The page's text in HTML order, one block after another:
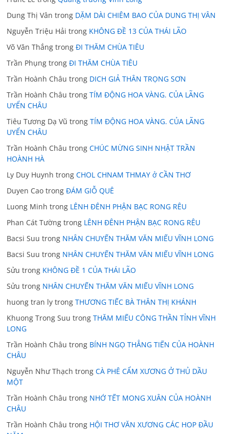
Dung Thị Vân trong DẶM DÀI CHIÊM BAO CỦA DUNG THỊ VÂN
Nguyễn Triệu Hải trong KHÔNG ĐỀ 13 CỦA THÁI LÃO
Võ Văn Thắng trongĐI THĂM CHÙA TIÊU
Trần Phụng trongĐI THĂM CHÙA TIÊU
Trần Hoành Châu trong DICH GIẢ THÂN TRỌNG SƠN
Trần Hoành Châu trongTÍM ĐỘNG HOA VÀNG. CỦA LÃNG
UYỂN CHÂU
Tiêu Tương Dạ Vũ trongTÍM ĐỘNG HOA VÀNG. CỦA LÃNG
UYỂN CHÂU
Trần Hoành Châu trongCHÚC MỪNG SINH NHẬT TRẦN
HOÀNH HÀ
Ly Duy Huynh trongCHOL CHNAM THMAY ở CẦN THƠ
Duyen Cao trongĐÁM GIỖ QUÊ
Luong Minh trong LÊNH ĐÊNH PHẬN BẠC RONG RÊU
Phan Cát Tường trong LÊNH ĐÊNH PHẬN BẠC RONG RÊU
Bacsi Suu trong NHÂN CHUYẾN THĂM VĂN MIẾU VĨNH LONG
Bacsi Suu trong NHÂN CHUYẾN THĂM VĂN MIẾU VĨNH LONG
Sửu trong KHÔNG ĐỀ 1 CỦA THÁI LÃO
Sửu trong NHÂN CHUYẾN THĂM VĂN MIẾU VĨNH LONG
huong tran ly trongTHƯƠNG TIẾC BÀ THÂN THỊ KHÁNH
Khuong Trong Suu trongTHĂM MIẾU CÔNG THẦN TỈNH VĨNH
LONG
Trần Hoành Châu trong BÍNH NGỌ THẲNG TIẾN CỦA HOÀNH
CHÂU
Nguyễn Như Thạch trongCÀ PHÊ CẨM XƯƠNG Ở THỦ DẦU
MỘT
Trần Hoành Châu trong NHỚ TẾT MONG XUÂN CỦA HOÀNH
CHÂU
Trần Hoành Châu trong HỘI THƠ VĂN XƯƠNG CÁC HOP ĐẦU